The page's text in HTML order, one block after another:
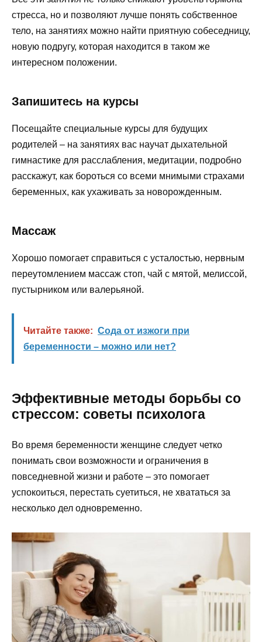
стресса, но и позволяют лучше понять собственное
тело, на занятиях можно найти приятную собеседницу,
новую подругу, которая находится в таком же
интересном положении.
Запишитесь на курсы
Посещайте специальные курсы для будущих
родителей – на занятиях вас научат дыхательной
гимнастике для расслабления, медитации, подробно
расскажут, как бороться со всеми мнимыми страхами
беременных, как ухаживать за новорожденным.
Массаж
Хорошо помогает справиться с усталостью, нервным
переутомлением массаж стоп, чай с мятой, мелиссой,
пустырником или валерьяной.
Читайте также: Сода от изжоги при
беременности – можно или нет?
Эффективные методы борьбы со
стрессом: советы психолога
Во время беременности женщине следует четко
понимать свои возможности и ограничения в
повседневной жизни и работе – это помогает
успокоиться, перестать суетиться, не хвататься за
несколько дел одновременно.